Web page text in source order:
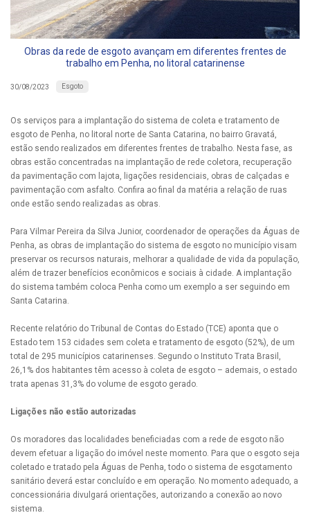
Obras da rede de esgoto avançam em diferentes frentes de
trabalho em Penha, no litoral catarinense
30/08/2023 Esgoto
Os serviços para a implantação do sistema de coleta e tratamento de
esgoto de Penha, no litoral norte de Santa Catarina, no bairro Gravatá,
estão sendo realizados em diferentes frentes de trabalho. Nesta fase, as
obras estão concentradas na implantação de rede coletora, recuperação
da pavimentação com lajota, ligações residenciais, obras de calçadas e
pavimentação com asfalto. Confira ao final da matéria a relação de ruas
onde estão sendo realizadas as obras.
Para Vilmar Pereira da Silva Junior, coordenador de operações da Águas de
Penha, as obras de implantação do sistema de esgoto no município visam
preservar os recursos naturais, melhorar a qualidade de vida da população,
além de trazer benefícios econômicos e sociais à cidade. A implantação
do sistema também coloca Penha como um exemplo a ser seguindo em
Santa Catarina.
Recente relatório do Tribunal de Contas do Estado (TCE) aponta que o
Estado tem 153 cidades sem coleta e tratamento de esgoto (52%), de um
total de 295 municípios catarinenses. Segundo o Instituto Trata Brasil,
26,1% dos habitantes têm acesso à coleta de esgoto – ademais, o estado
trata apenas 31,3% do volume de esgoto gerado.
Ligações não estão autorizadas
Os moradores das localidades beneficiadas com a rede de esgoto não
devem efetuar a ligação do imóvel neste momento. Para que o esgoto seja
coletado e tratado pela Águas de Penha, todo o sistema de esgotamento
sanitário deverá estar concluído e em operação. No momento adequado, a
concessionária divulgará orientações, autorizando a conexão ao novo
sistema.